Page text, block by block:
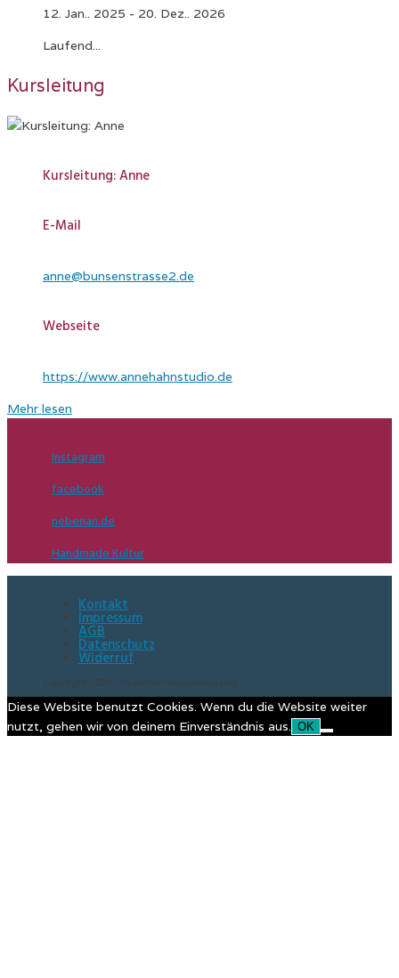
12. Jan.. 2025 - 20. Dez.. 2026
Laufend...
Kursleitung
Kursleitung: Anne
E-Mail
anne@bunsenstrasse2.de
Webseite
https://www.annehahnstudio.de
Mehr lesen
Instagram
facebook
nebenan.de
Handmade Kultur
Kontakt
Impressum
AGB
Datenschutz
Widerruf
Copyright 2020 - OceanWP-Bunsenstrasse2
Diese Website benutzt Cookies. Wenn du die Website weiter
nutzt, gehen wir von deinem Einverständnis aus. OK